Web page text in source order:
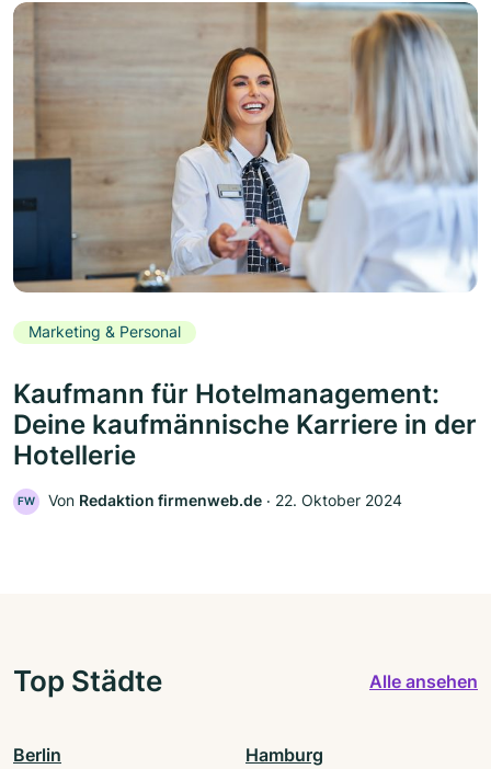
Marketing & Personal
Kaufmann für Hotelmanagement:
Deine kaufmännische Karriere in der
Hotellerie
FW Von Redaktion firmenweb.de ‧ 22. Oktober 2024
Top Städte Alle ansehen
Berlin Hamburg